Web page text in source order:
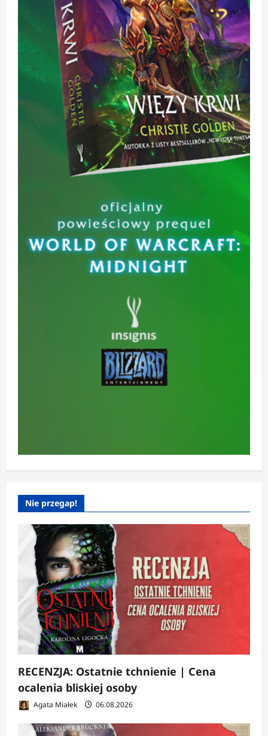
Nie przegap!
RECENZJA: Ostatnie tchnienie | Cena
ocalenia bliskiej osoby
Agata Miałek 06.08.2026